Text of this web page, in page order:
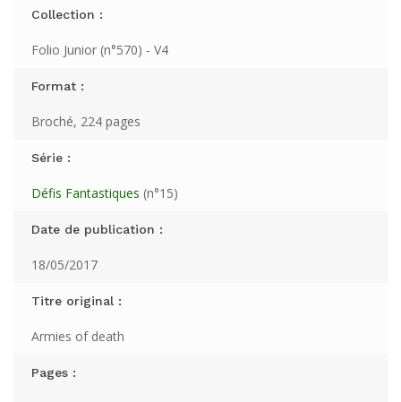
Collection :
Folio Junior (n°570) - V4
Format :
Broché, 224 pages
Série :
Défis Fantastiques (n°15)
Date de publication :
18/05/2017
Titre original :
Armies of death
Pages :